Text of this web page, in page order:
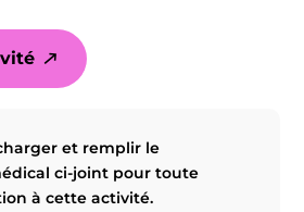
et remplir le
ci-joint pour toute
à cette activité.